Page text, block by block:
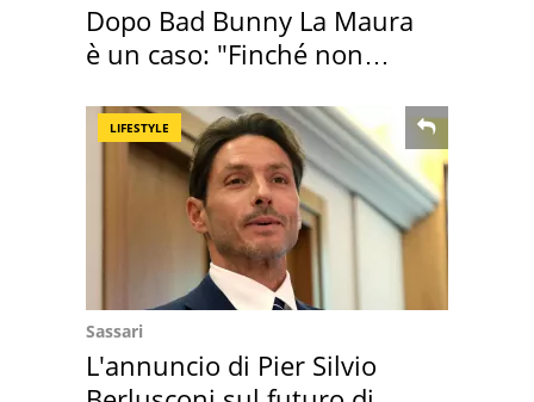
Dopo Bad Bunny La Maura
è un caso: "Finché non
LIFESTYLE
Sassari
L'annuncio di Pier Silvio